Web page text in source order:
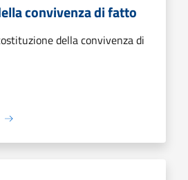
convivenza di fatto
della convivenza di